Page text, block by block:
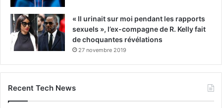
« Il urinait sur moi pendant les rapports
sexuels », l’ex-compagne de R. Kelly fait
de choquantes révélations
27 novembre 2019
Recent Tech News